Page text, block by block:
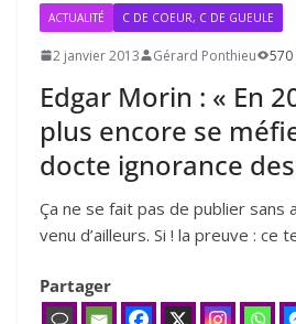
ACTUALITÉ C DE COEUR, C DE GUEULE
2 janvier 2013 Gérard Ponthieu 570
Edgar Morin : « En
plus encore se
docte ignorance
Ça ne se fait pas de publier sans
venu d’ailleurs. Si ! la preuve : ce
Partager